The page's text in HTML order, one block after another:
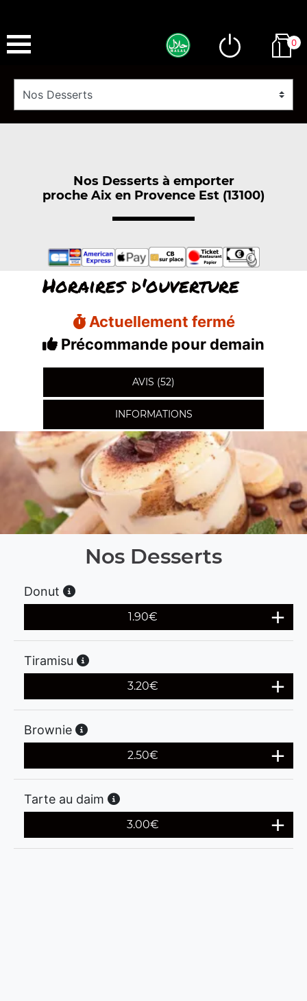
0
Nos Desserts à emporter
proche Aix en Provence Est (13100)
Horaires d'ouverture
Actuellement fermé
Précommande pour demain
AVIS (52)
INFORMATIONS
Nos Desserts
Donut
1.90€
Tiramisu
3.20€
Brownie
2.50€
Tarte au daim
3.00€